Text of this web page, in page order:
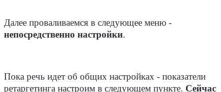
Далее проваливаемся в следующее меню -
непосредственно настройки.
Пока речь идет об общих настройках - показатели
ретаргетинга настроим в следующем пункте. Сейчас